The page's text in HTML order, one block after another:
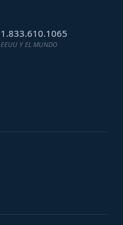
1.833.610.1065
EEUU Y EL MUNDO